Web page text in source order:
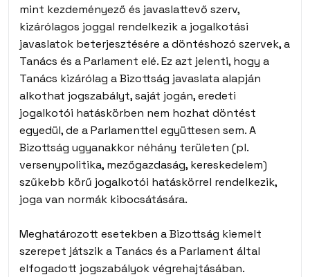
mint kezdeményező és javaslattevő szerv,
kizárólagos joggal rendelkezik a jogalkotási
javaslatok beterjesztésére a döntéshozó szervek, a
Tanács és a Parlament elé. Ez azt jelenti, hogy a
Tanács kizárólag a Bizottság javaslata alapján
alkothat jogszabályt, saját jogán, eredeti
jogalkotói hatáskörben nem hozhat döntést
egyedül, de a Parlamenttel együttesen sem. A
Bizottság ugyanakkor néhány területen (pl.
versenypolitika, mezőgazdaság, kereskedelem)
szűkebb körű jogalkotói hatáskörrel rendelkezik,
joga van normák kibocsátására.
Meghatározott esetekben a Bizottság kiemelt
szerepet játszik a Tanács és a Parlament által
elfogadott jogszabályok végrehajtásában.